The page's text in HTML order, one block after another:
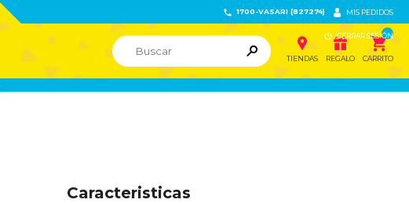
 1700-VASARI (827274)  MIS PEDIDOS
 CERRAR SESIÓN
 
TIENDAS

REGALO
ຐ
CARRITO
Caracteristicas